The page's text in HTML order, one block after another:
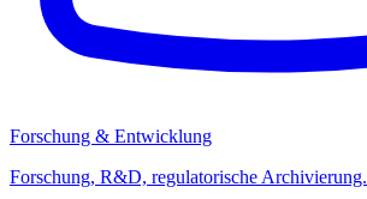
Forschung & Entwicklung
Forschung, R&D, regulatorische Archivierung.